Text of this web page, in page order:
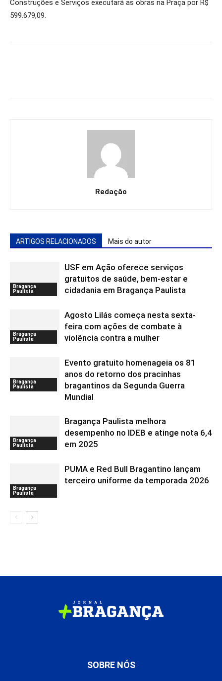
Construções e Serviços executará as obras na Praça por R$
599.679,09.
Redação
ARTIGOS RELACIONADOS Mais do autor
Bragança
Paulista
USF em Ação oferece serviços
gratuitos de saúde, bem-estar e
cidadania em Bragança Paulista
Bragança
Paulista
Agosto Lilás começa nesta sexta-
feira com ações de combate à
violência contra a mulher
Bragança
Paulista
Evento gratuito homenageia os 81
anos do retorno dos pracinhas
bragantinos da Segunda Guerra
Mundial
Bragança
Paulista
Bragança Paulista melhora
desempenho no IDEB e atinge nota 6,4
em 2025
Bragança
Paulista
PUMA e Red Bull Bragantino lançam
terceiro uniforme da temporada 2026
SOBRE NÓS